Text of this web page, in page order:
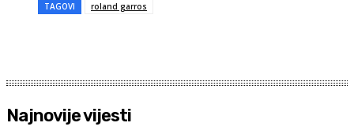
TAGOVI roland garros
Najnovije vijesti